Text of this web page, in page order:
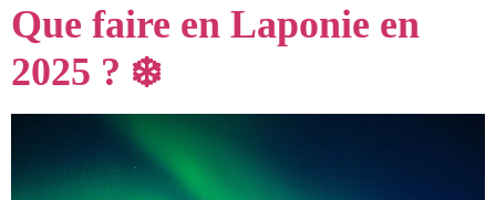
Que faire en Laponie en
2025 ? ❄️